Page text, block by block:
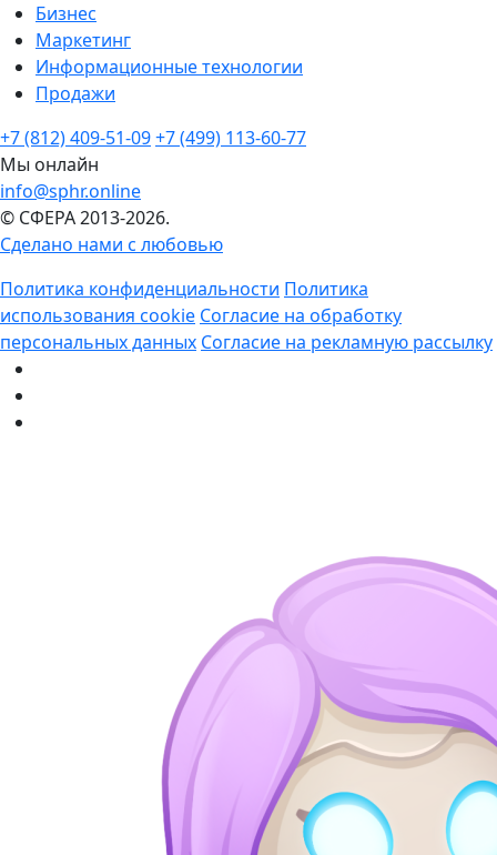
Бизнес
Маркетинг
Информационные технологии
Продажи
+7 (812) 409-51-09+7 (499) 113-60-77
Мы онлайн
info@sphr.online
© СФЕРА 2013-2026.
Сделано нами с любовью
Политика конфиденциальности Политика
использования cookie Согласие на обработку
персональных данных Согласие на рекламную рассылку